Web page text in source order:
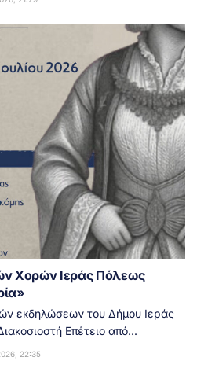
Χορών Ιεράς Πόλεως
εκδηλώσεων του Δήμου Ιεράς
Επέτειο από...
22:35